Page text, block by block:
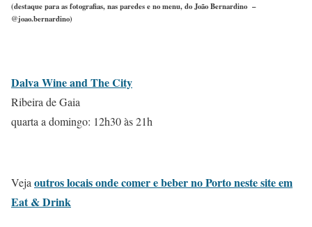
(destaque para as fotografias, nas paredes e no menu, do João Bernardino –
@joao.bernardino)
Dalva Wine and The City
Ribeira de Gaia
quarta a domingo: 12h30 às 21h
Veja outros locais onde comer e beber no Porto neste site em
Eat & Drink